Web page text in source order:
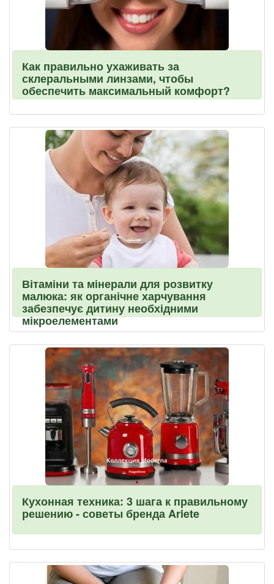
Как правильно ухаживать за
склеральными линзами, чтобы
обеспечить максимальный комфорт?
Вітаміни та мінерали для розвитку
малюка: як органічне харчування
забезпечує дитину необхідними
мікроелементами
Кухонная техника: 3 шага к правильному
решению - советы бренда Ariete